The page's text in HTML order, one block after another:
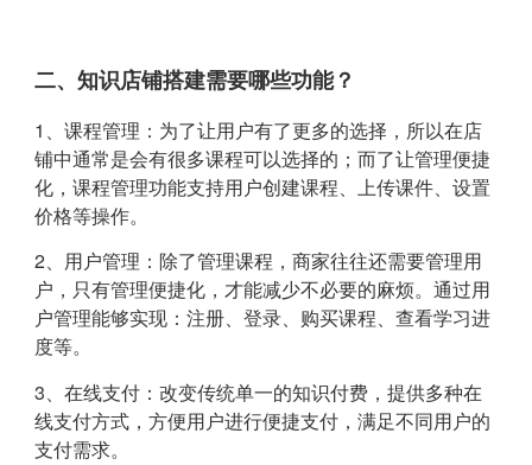
二、知识店铺搭建需要哪些功能？
1、课程管理：为了让用户有了更多的选择，所以在店
铺中通常是会有很多课程可以选择的；而了让管理便捷
化，课程管理功能支持用户创建课程、上传课件、设置
价格等操作。
2、用户管理：除了管理课程，商家往往还需要管理用
户，只有管理便捷化，才能减少不必要的麻烦。通过用
户管理能够实现：注册、登录、购买课程、查看学习进
度等。
3、在线支付：改变传统单一的知识付费，提供多种在
线支付方式，方便用户进行便捷支付，满足不同用户的
支付需求。